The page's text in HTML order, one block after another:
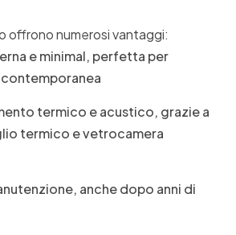
offrono numerosi vantaggi:
e minimal, perfetta per
termico e acustico, grazie a
termico e vetrocamera
anche dopo anni di